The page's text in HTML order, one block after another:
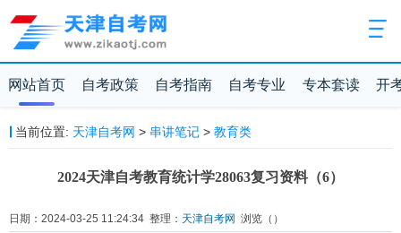
网站首页 自考政策 自考指南 自考专业 专本套读 开
当前位置: 天津自考网 > 串讲笔记> 教育类
2024天津自考教育统计学28063复习资料（6）
日期：2024-03-25 11:24:34 整理： 天津自考网 浏览（ ）